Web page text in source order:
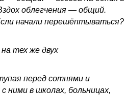
облегчения — общий.
начали перешёптываться?
тех же двух
перед сотнями и
ними в школах, больницах,